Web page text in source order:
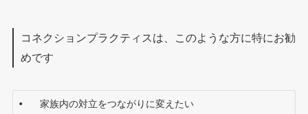
コネクションプラクティスは、このような方に特にお勧
めです
•   家族内の対立をつながりに変えたい